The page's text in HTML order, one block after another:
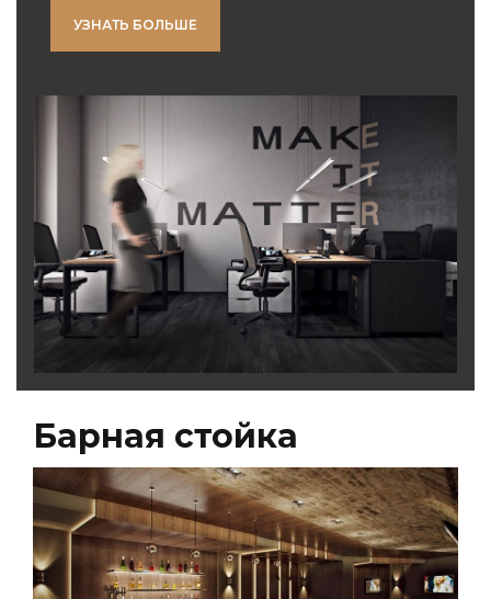
УЗНАТЬ БОЛЬШЕ
Барная стойка